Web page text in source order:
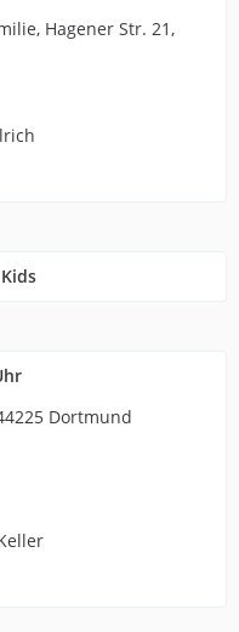
Hagener Str. 21,
Dortmund